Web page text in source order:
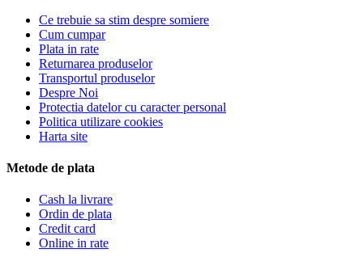
Ce trebuie sa stim despre somiere
Cum cumpar
Plata in rate
Returnarea produselor
Transportul produselor
Despre Noi
Protectia datelor cu caracter personal
Politica utilizare cookies
Harta site
Metode de plata
Cash la livrare
Ordin de plata
Credit card
Online in rate